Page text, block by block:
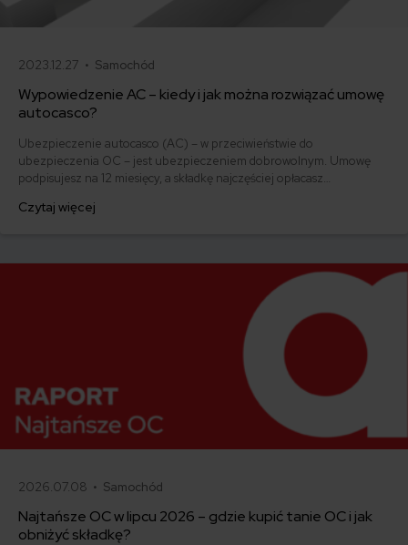
2023.12.27 • Samochód
Wypowiedzenie AC – kiedy i jak można rozwiązać umowę
autocasco?
Ubezpieczenie autocasco (AC) – w przeciwieństwie do
ubezpieczenia OC – jest ubezpieczeniem dobrowolnym. Umowę
podpisujesz na 12 miesięcy, a składkę najczęściej opłacasz
ofertę lub zdecydowałeś się sprzedać samochód w trakcie trwania
Czytaj więcej
2026.07.08 • Samochód
Najtańsze OC w lipcu 2026 – gdzie kupić tanie OC i jak
obniżyć składkę?